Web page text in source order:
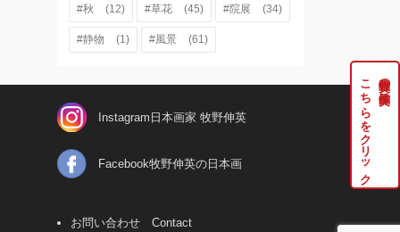
#秋 (12) #草花 (45) #院展 (34)
#静物 (1) #風景 (61)
牧野伸英の実作品は
こちらをクリック
Instagram日本画家 牧野伸英
Facebook牧野伸英の日本画
お問い合わせ Contact